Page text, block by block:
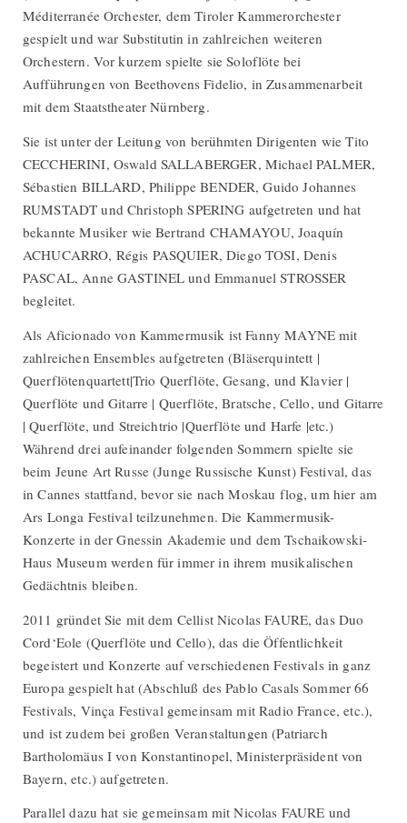
Méditerranée Orchester, dem Tiroler Kammerorchester
gespielt und war Substitutin in zahlreichen weiteren
Orchestern. Vor kurzem spielte sie Soloflöte bei
Aufführungen von Beethovens Fidelio, in Zusammenarbeit
mit dem Staatstheater Nürnberg.
Sie ist unter der Leitung von berühmten Dirigenten wie Tito
CECCHERINI, Oswald SALLABERGER, Michael PALMER,
Sébastien BILLARD, Philippe BENDER, Guido Johannes
RUMSTADT und Christoph SPERING aufgetreten und hat
bekannte Musiker wie Bertrand CHAMAYOU, Joaquín
ACHUCARRO, Régis PASQUIER, Diego TOSI, Denis
PASCAL, Anne GASTINEL und Emmanuel STROSSER
begleitet.
Als Aficionado von Kammermusik ist Fanny MAYNE mit
zahlreichen Ensembles aufgetreten (Bläserquintett |
Querflötenquartett|Trio Querflöte, Gesang, und Klavier |
Querflöte und Gitarre | Querflöte, Bratsche, Cello, und Gitarre
| Querflöte, und Streichtrio |Querflöte und Harfe |etc.)
Während drei aufeinander folgenden Sommern spielte sie
beim Jeune Art Russe (Junge Russische Kunst) Festival, das
in Cannes stattfand, bevor sie nach Moskau flog, um hier am
Ars Longa Festival teilzunehmen. Die Kammermusik-
Konzerte in der Gnessin Akademie und dem Tschaikowski-
Haus Museum werden für immer in ihrem musikalischen
Gedächtnis bleiben.
2011 gründet Sie mit dem Cellist Nicolas FAURE, das Duo
Cord‘Eole (Querflöte und Cello), das die Öffentlichkeit
begeistert und Konzerte auf verschiedenen Festivals in ganz
Europa gespielt hat (Abschluß des Pablo Casals Sommer 66
Festivals, Vinça Festival gemeinsam mit Radio France, etc.),
und ist zudem bei großen Veranstaltungen (Patriarch
Bartholomäus I von Konstantinopel, Ministerpräsident von
Bayern, etc.) aufgetreten.
Parallel dazu hat sie gemeinsam mit Nicolas FAURE und